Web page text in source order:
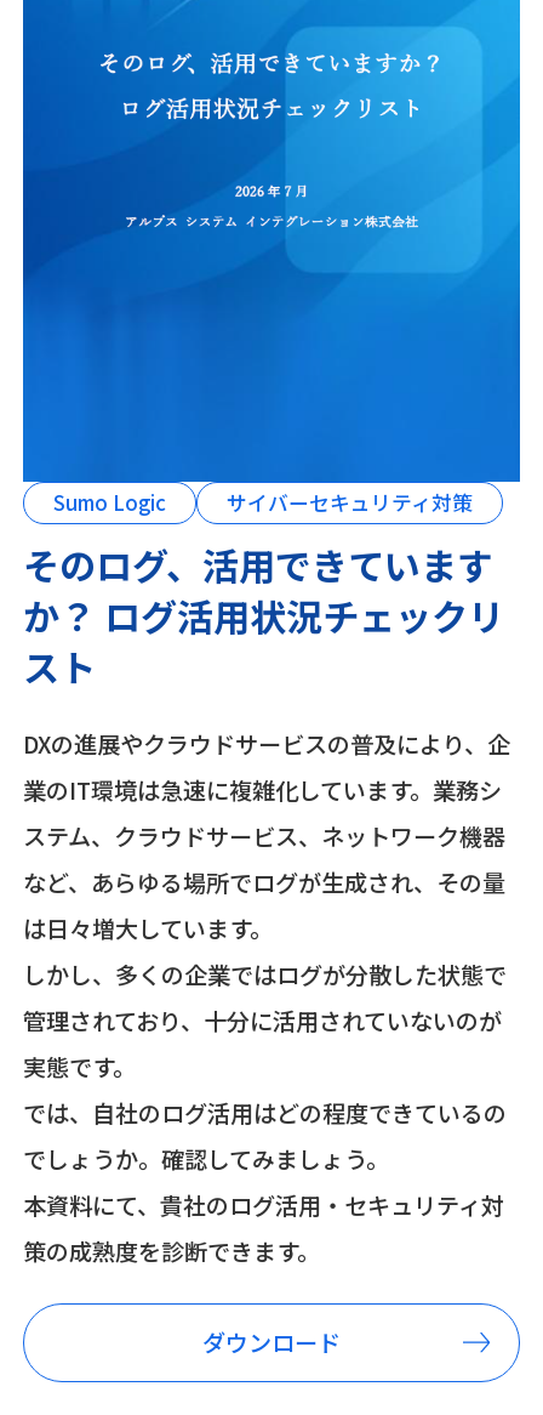
Sumo Logic サイバーセキュリティ対策
そのログ、活用できています
か？ ログ活用状況チェックリ
スト
DXの進展やクラウドサービスの普及により、企
業のIT環境は急速に複雑化しています。業務シ
ステム、クラウドサービス、ネットワーク機器
など、あらゆる場所でログが生成され、その量
は日々増大しています。
しかし、多くの企業ではログが分散した状態で
管理されており、十分に活用されていないのが
実態です。
では、自社のログ活用はどの程度できているの
でしょうか。確認してみましょう。
本資料にて、貴社のログ活用・セキュリティ対
策の成熟度を診断できます。
ダウンロード